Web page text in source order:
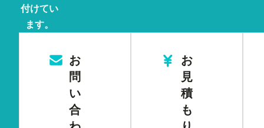
付けてい
ます。
お
問
い
合
お
見
積
も